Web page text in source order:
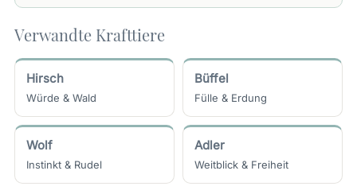
Verwandte Krafttiere
Hirsch
Würde & Wald
Büffel
Fülle & Erdung
Wolf
Instinkt & Rudel
Adler
Weitblick & Freiheit